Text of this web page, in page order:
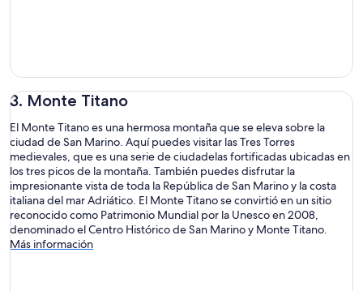
3. Monte Titano
El Monte Titano es una hermosa montaña que se eleva sobre la
ciudad de San Marino. Aquí puedes visitar las Tres Torres
medievales, que es una serie de ciudadelas fortificadas ubicadas en
los tres picos de la montaña. También puedes disfrutar la
impresionante vista de toda la República de San Marino y la costa
italiana del mar Adriático. El Monte Titano se convirtió en un sitio
reconocido como Patrimonio Mundial por la Unesco en 2008,
denominado el Centro Histórico de San Marino y Monte Titano.
Más información